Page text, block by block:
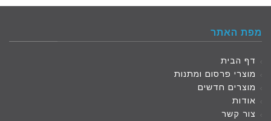
מפת האתר
דף הבית
מוצרי פרסום ומתנות
מוצרים חדשים
אודות
צור קשר